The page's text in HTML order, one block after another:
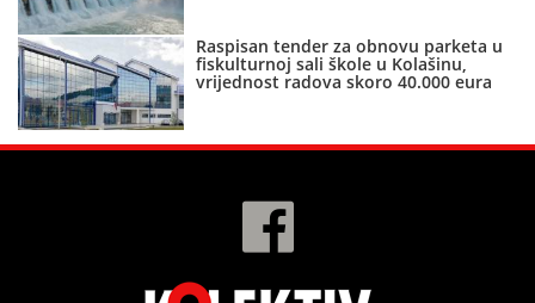
Raspisan tender za obnovu parketa u
fiskulturnoj sali škole u Kolašinu,
vrijednost radova skoro 40.000 eura